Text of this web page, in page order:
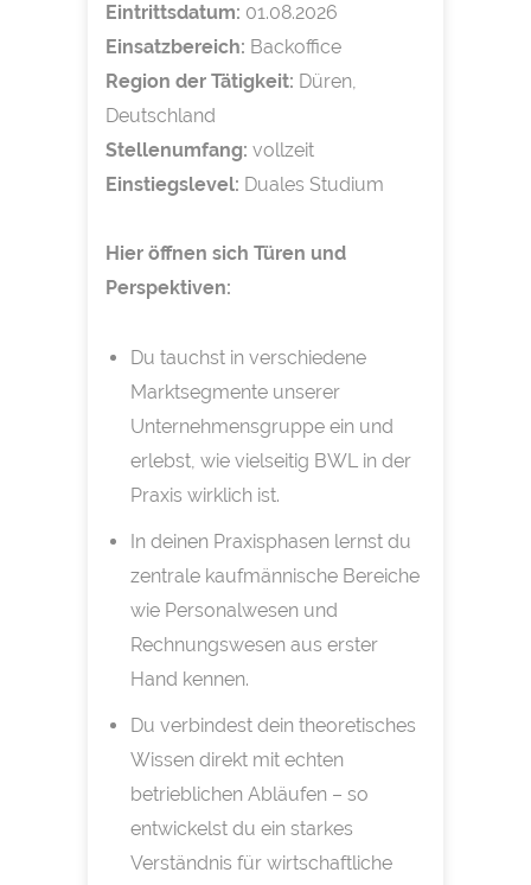
Eintrittsdatum: 01.08.2026
Einsatzbereich: Backoffice
Region der Tätigkeit: Düren,
Deutschland
Stellenumfang: vollzeit
Einstiegslevel: Duales Studium
Hier öffnen sich Türen und
Perspektiven:
Du tauchst in verschiedene
Marktsegmente unserer
Unternehmensgruppe ein und
erlebst, wie vielseitig BWL in der
Praxis wirklich ist.
In deinen Praxisphasen lernst du
zentrale kaufmännische Bereiche
wie Personalwesen und
Rechnungswesen aus erster
Hand kennen.
Du verbindest dein theoretisches
Wissen direkt mit echten
betrieblichen Abläufen – so
entwickelst du ein starkes
Verständnis für wirtschaftliche